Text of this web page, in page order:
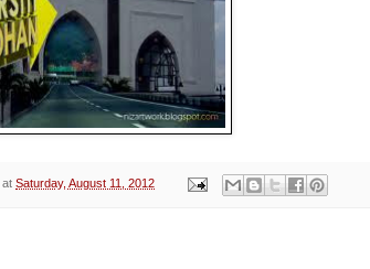
at Saturday, August 11, 2012